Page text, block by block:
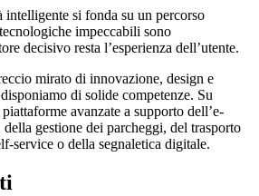
intelligente si fonda su un percorso
impeccabili sono
decisivo resta l’esperienza dell’utente.
mirato di innovazione, design e
di solide competenze. Su
avanzate a supporto dell’e-
gestione dei parcheggi, del trasporto
service o della segnaletica digitale.